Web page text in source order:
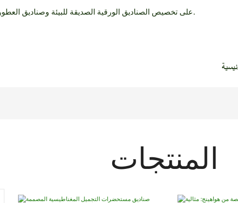
تركز HuaHeng Pack على تخصيص الصناديق الورقية الصديقة للبيئة وصناديق العطور الفاخرة لأكثر من 30 عامًا.
المنتجات